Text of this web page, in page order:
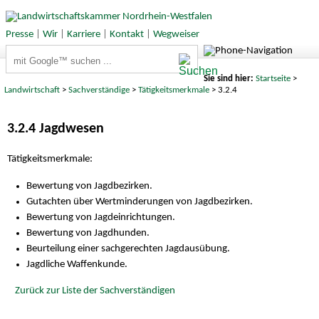
Presse| Wir| Karriere| Kontakt| Wegweiser
Sie sind hier: Startseite>
Landwirtschaft >Sachverständige >Tätigkeitsmerkmale > 3.2.4
3.2.4 Jagdwesen
Tätigkeitsmerkmale:
Bewertung von Jagdbezirken.
Gutachten über Wertminderungen von Jagdbezirken.
Bewertung von Jagdeinrichtungen.
Bewertung von Jagdhunden.
Beurteilung einer sachgerechten Jagdausübung.
Jagdliche Waffenkunde.
Zurück zur Liste der Sachverständigen